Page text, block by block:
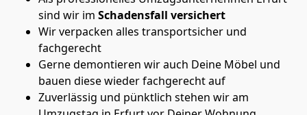
sind wir im Schadensfall versichert
Wir verpacken alles transportsicher und
fachgerecht
Gerne demontieren wir auch Deine Möbel und
bauen diese wieder fachgerecht auf
Zuverlässig und pünktlich stehen wir am